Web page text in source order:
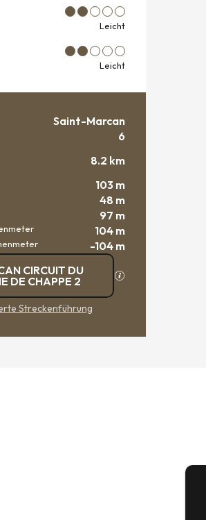
Leicht
Leicht
Saint-Marcan
6
8.2 km
103 m
48 m
97 m
104 m
-104 m
CIRCUIT DU
DE CHAPPE 2
Mit GPX / KML-
Streckenführung